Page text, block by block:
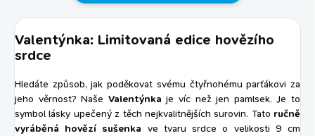
Valentýnka: Limitovaná edice hovězího
srdce
Hledáte způsob, jak poděkovat svému čtyřnohému parťákovi za
jeho věrnost? Naše Valentýnka je víc než jen pamlsek. Je to
symbol lásky upečený z těch nejkvalitnějších surovin. Tato ručně
vyráběná hovězí sušenka ve tvaru srdce o velikosti 9 cm